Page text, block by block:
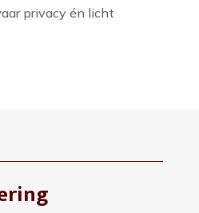
privacy én licht